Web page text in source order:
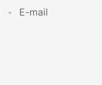
E-mail